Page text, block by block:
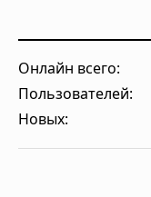
Онлайн всего:
Пользователей:
Новых: